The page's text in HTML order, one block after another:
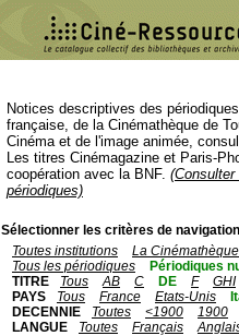
Notices descriptives des
française, de la Cinémathèque de
Cinéma et de l'image animée,
Les titres Cinémagazine et Paris-
coopération avec la BNF.
périodiques)
Sélectionner les critères de
Toutes institutions
La
Tous les périodiques
Périodiques
TITRE
Tous AB C DE F
GHI
PAYS
Tous France Etats-Unis
DECENNIE
Toutes <1900
1900
LANGUE
Toutes Français